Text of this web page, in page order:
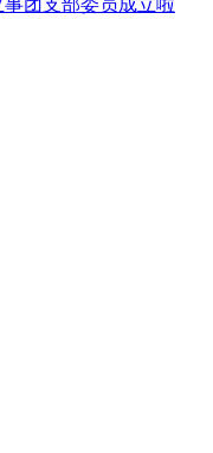
团支部委员成立啦